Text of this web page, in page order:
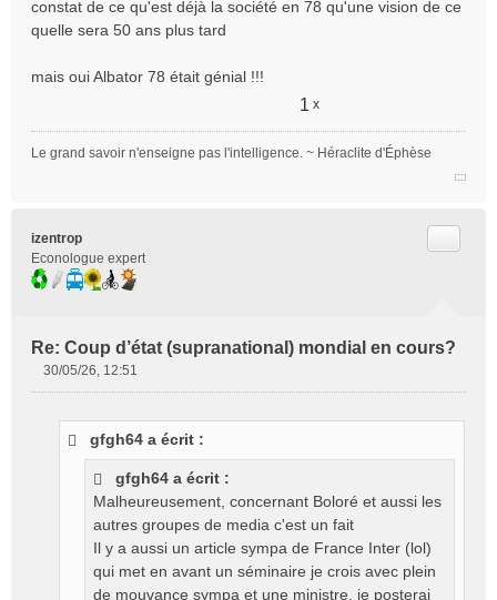
constat de ce qu'est déjà la société en 78 qu'une vision de ce
quelle sera 50 ans plus tard
mais oui Albator 78 était génial !!!
1 x
Le grand savoir n'enseigne pas l'intelligence. ~ Héraclite d'Éphèse
izentrop
Econologue expert
Re: Coup d’état (supranational) mondial en cours?
30/05/26, 12:51
gfgh64 a écrit :
gfgh64 a écrit :
Malheureusement, concernant Boloré et aussi les
autres groupes de media c'est un fait
Il y a aussi un article sympa de France Inter (lol)
qui met en avant un séminaire je crois avec plein
de mouvance sympa et une ministre, je posterai